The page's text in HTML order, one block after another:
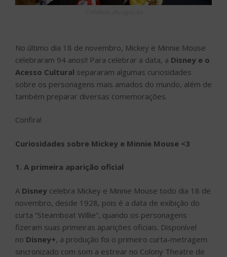
No último dia 18 de novembro, Mickey e Minnie Mouse
celebraram 94 anos!! Para celebrar a data, a Disney e o
Acesso Cultural separaram algumas curiosidades
sobre os personagens mais amados do mundo, além de
também preparar diversas comemorações.
Confira!
Curiosidades sobre Mickey e Minnie Mouse <3
1. A primeira aparição oficial
A Disney celebra Mickey e Minnie Mouse todo dia 18 de
novembro, desde 1928, pois é a data de exibição do
curta “Steamboat Willie”, quando os personagens
fizeram suas primeiras aparições oficiais. Disponível
no Disney+, a produção foi o primeiro curta-metragem
sincronizado com som a estrear no Colony Theatre de